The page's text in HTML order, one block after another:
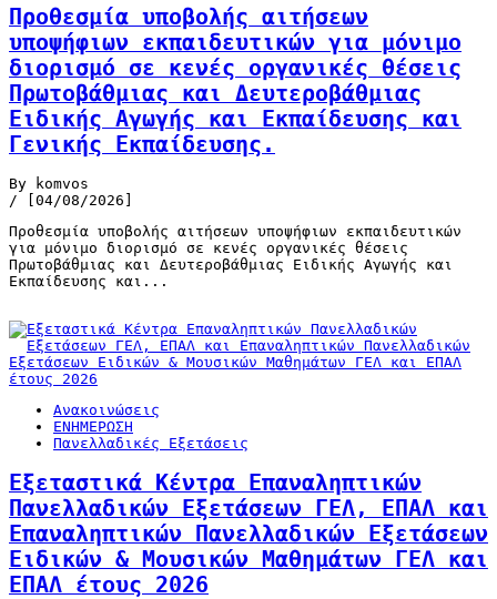
Προθεσμία υποβολής αιτήσεων
υποψήφιων εκπαιδευτικών για μόνιμο
διορισμό σε κενές οργανικές θέσεις
Πρωτοβάθμιας και Δευτεροβάθμιας
Ειδικής Αγωγής και Εκπαίδευσης και
Γενικής Εκπαίδευσης.
By komvos
/ [04/08/2026]
Προθεσμία υποβολής αιτήσεων υποψήφιων εκπαιδευτικών
για μόνιμο διορισμό σε κενές οργανικές θέσεις
Πρωτοβάθμιας και Δευτεροβάθμιας Ειδικής Αγωγής και
Εκπαίδευσης και...
Ανακοινώσεις
ΕΝΗΜΕΡΩΣΗ
Πανελλαδικές Εξετάσεις
Εξεταστικά Κέντρα Επαναληπτικών
Πανελλαδικών Εξετάσεων ΓΕΛ, ΕΠΑΛ και
Επαναληπτικών Πανελλαδικών Εξετάσεων
Ειδικών & Μουσικών Μαθημάτων ΓΕΛ και
ΕΠΑΛ έτους 2026